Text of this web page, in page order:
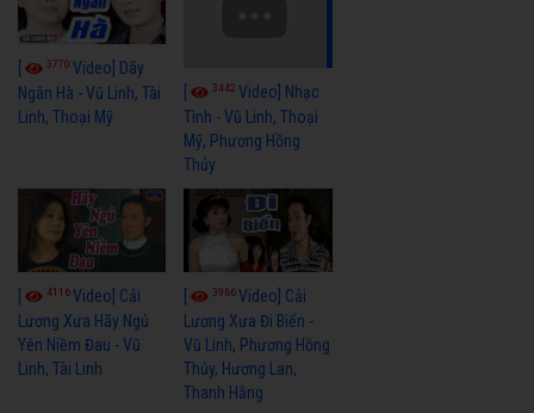
3770 Video] Dãy
Ngân Hà - Vũ Linh, Tài
Linh, Thoại Mỹ
3442Video] Nhạc
Tình - Vũ Linh, Thoại
Mỹ, Phương Hồng
Thủy
4116Video] Cải
Lương Xưa Hãy Ngủ
Yên Niềm Đau - Vũ
Linh, Tài Linh
3966Video] Cải
Lương Xưa Đi Biển -
Vũ Linh, Phương Hồng
Thủy, Hương Lan,
Thanh Hằng